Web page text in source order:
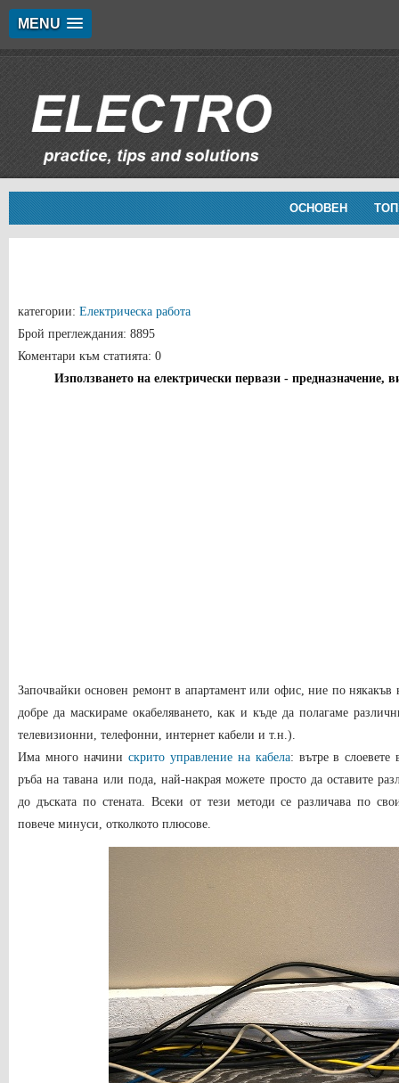
MENU
ОСНОВЕН
категории: Електрическа работа
Брой преглеждания: 8895
Коментари към статията: 0
Използването на електрически первази - предназначение,
Започвайки основен ремонт в апартамент или офис, ние по някакъв
добре да маскираме окабеляването, как и къде да полагаме
телевизионни, телефонни, интернет кабели и т.н.).
Има много начини скрито управление на кабела: вътре в слоевете
ръба на тавана или пода, най-накрая можете просто да оставите
до дъската по стената. Всеки от тези методи се различава по
повече минуси, отколкото плюсове.